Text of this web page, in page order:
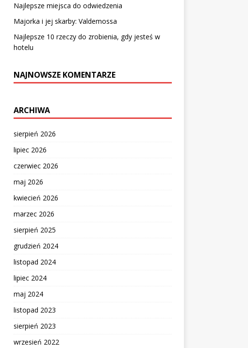
Najlepsze miejsca do odwiedzenia
Majorka i jej skarby: Valdemossa
Najlepsze 10 rzeczy do zrobienia, gdy jesteś w
hotelu
NAJNOWSZE KOMENTARZE
ARCHIWA
sierpień 2026
lipiec 2026
czerwiec 2026
maj 2026
kwiecień 2026
marzec 2026
sierpień 2025
grudzień 2024
listopad 2024
lipiec 2024
maj 2024
listopad 2023
sierpień 2023
wrzesień 2022